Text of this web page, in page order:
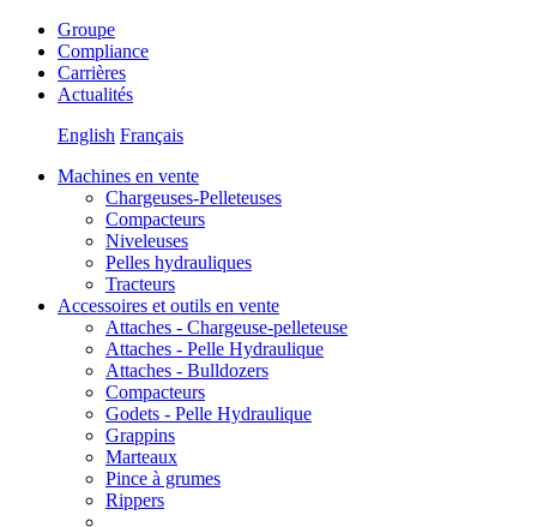
Groupe
Compliance
Carrières
Actualités
English Français
Machines en vente
Chargeuses-Pelleteuses
Compacteurs
Niveleuses
Pelles hydrauliques
Tracteurs
Accessoires et outils en vente
Attaches - Chargeuse-pelleteuse
Attaches - Pelle Hydraulique
Attaches - Bulldozers
Compacteurs
Godets - Pelle Hydraulique
Grappins
Marteaux
Pince à grumes
Rippers